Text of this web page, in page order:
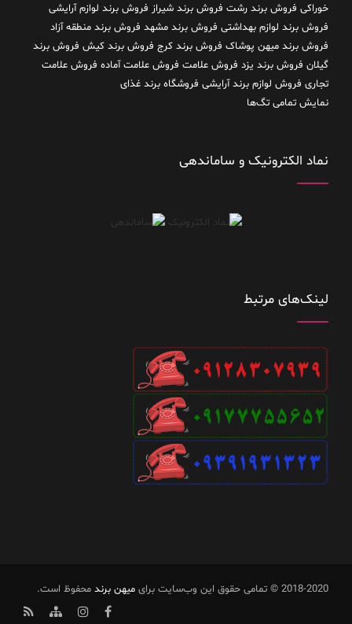
خوراکی فروش برند رشت فروش برند شیراز فروش برند لوازم آرایشی
فروش برند لوازم بهداشتی فروش برند مشهد فروش برند منطقه آزاد
فروش برند میهن پوشاک فروش برند کرج فروش برند کیش فروش برند
گیلان فروش برند یزد فروش علامت فروش علامت آماده فروش علامت
تجاری فروش لوازم برند آرایشی فروشگاه برند غذای
نمایش تمامی تگ‌ها
نماد الکترونیک و ساماندهی
لینک‌های مرتبط
2018-2020 © تمامی حقوق این وب‌سایت برای میهن برند محفوظ است.